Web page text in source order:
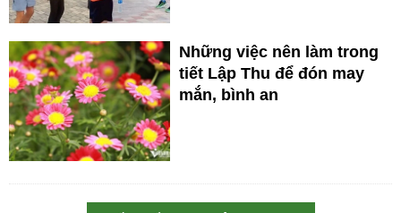
Những việc nên làm trong
tiết Lập Thu để đón may
mắn, bình an